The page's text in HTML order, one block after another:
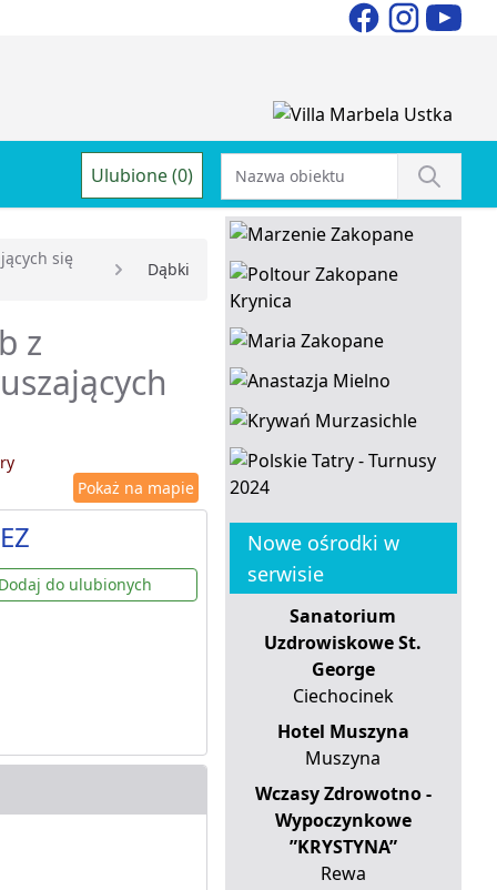
Ulubione (0)
się
Dąbki
z
Pokaż na mapie
Dodaj do ulubionych
Nowe ośrodki w
serwisie
Sanatorium
Uzdrowiskowe St.
George
Ciechocinek
Hotel Muszyna
Muszyna
Wczasy Zdrowotno -
Wypoczynkowe
”KRYSTYNA”
Rewa